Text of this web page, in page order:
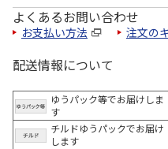
よくあるお問い合わせ
お支払い方法 注文の
配送情報について
ゆうパック等でお届けしま
す
チルドゆうパックでお届け
します